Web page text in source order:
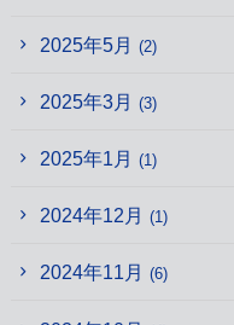
2025年5月 (2)
2025年3月 (3)
2025年1月 (1)
2024年12月 (1)
2024年11月 (6)